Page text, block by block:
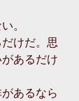
。
けだ。思
あるだけ
あるなら